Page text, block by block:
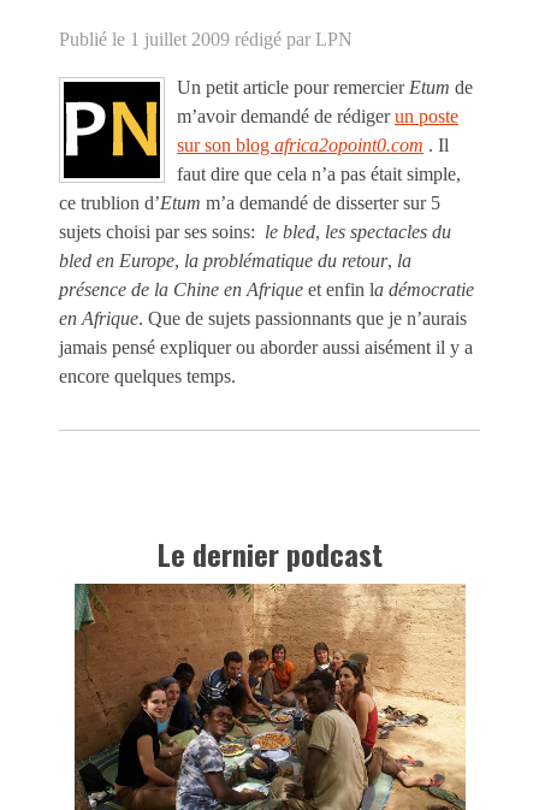
Publié le 1 juillet 2009 rédigé par LPN
Un petit article pour remercier Etum de
m’avoir demandé de rédigerun poste
sur son blog africa2opoint0.com . Il
faut dire que cela n’a pas était simple,
ce trublion d’Etum m’a demandé de disserter sur 5
sujets choisi par ses soins: le bled, les spectacles du
bled en Europe, la problématique du retour, la
présence de la Chine en Afrique et enfin la démocratie
en Afrique. Que de sujets passionnants que je n’aurais
jamais pensé expliquer ou aborder aussi aisément il y a
encore quelques temps.
Le dernier podcast